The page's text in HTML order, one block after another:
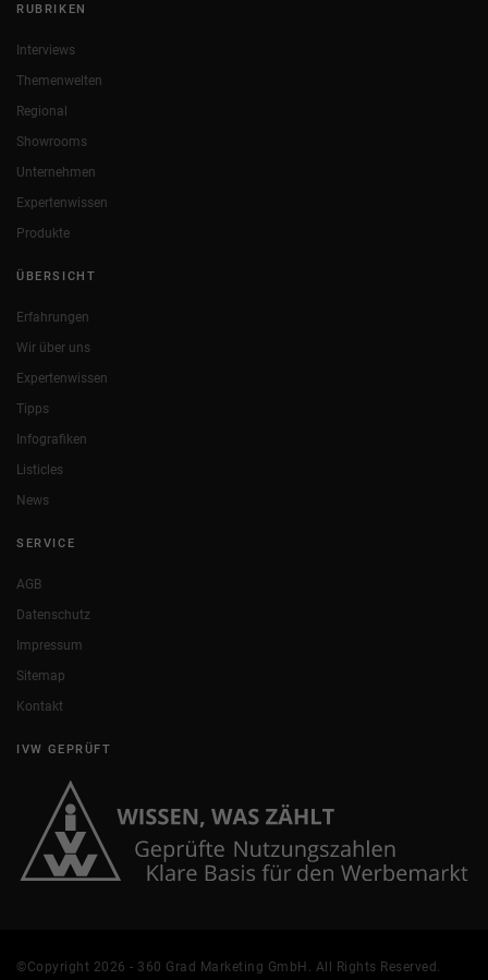
RUBRIKEN
Interviews
Themenwelten
Regional
Showrooms
Unternehmen
Expertenwissen
Produkte
ÜBERSICHT
Erfahrungen
Wir über uns
Expertenwissen
Tipps
Infografiken
Listicles
News
SERVICE
AGB
Datenschutz
Impressum
Sitemap
Kontakt
IVW GEPRÜFT
©Copyright 2026 - 360 Grad Marketing GmbH. All Rights Reserved.